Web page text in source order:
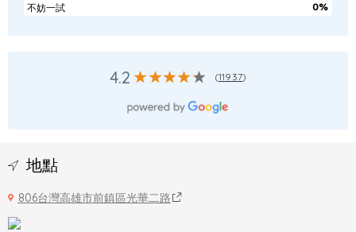
不妨一試
0%
4.2 (11937)
地點
806台灣高雄市前鎮區光華二路